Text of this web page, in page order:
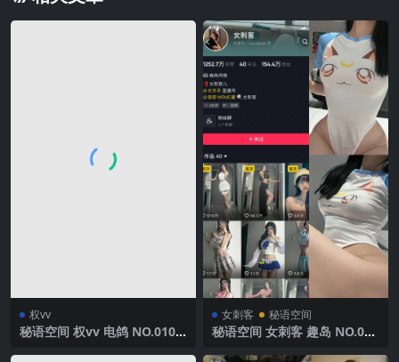
权vv
秘语空间 权vv 电鸽 NO.010
女刺客 秘语空间
秘语空间 女刺客 趣岛 NO.031